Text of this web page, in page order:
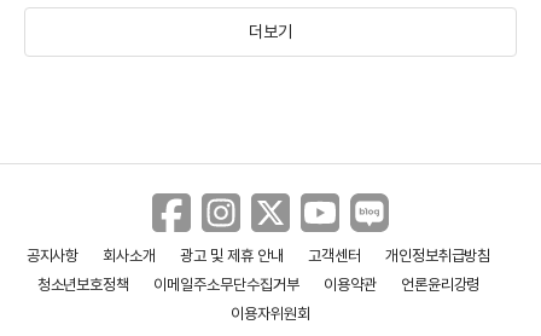
에밀리 블런트
(1983)
조쉬 오코너
(1990)
더보기
공지사항 회사소개 광고 및 제휴 안내 고객센터
개인정보취급방침
청소년보호정책
이메일주소무단수집거부 이용약관
언론윤리강령
이용자위원회